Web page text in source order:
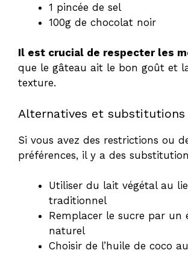
1 pincée de sel
100g de chocolat noir
Il est crucial de respecter les
que le gâteau ait le bon goût et
texture.
Alternatives et substitutions
Si vous avez des restrictions ou
préférences, il y a des
Utiliser du lait végétal au
traditionnel
Remplacer le sucre par un
naturel
Choisir de l’huile de coco